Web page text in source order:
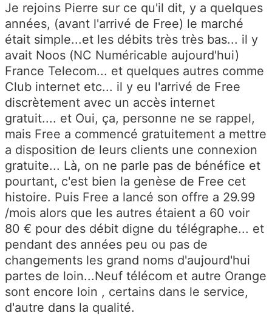
Je rejoins Pierre sur ce qu'il dit, y a quelques
années, (avant l'arrivé de Free) le marché
était simple...et les débits très très bas... il y
avait Noos (NC Numéricable aujourd'hui)
France Telecom... et quelques autres comme
Club internet etc... il y eu l'arrivé de Free
discrètement avec un accès internet
gratuit.... et Oui, ça, personne ne se rappel,
mais Free a commencé gratuitement a mettre
a disposition de leurs clients une connexion
gratuite... Là, on ne parle pas de bénéfice et
pourtant, c'est bien la genèse de Free cet
histoire. Puis Free a lancé son offre a 29.99
/mois alors que les autres étaient a 60 voir
80 € pour des débit digne du télégraphe... et
pendant des années peu ou pas de
changements les grand noms d'aujourd'hui
partes de loin...Neuf télécom et autre Orange
sont encore loin , certains dans le service,
d'autre dans la qualité.